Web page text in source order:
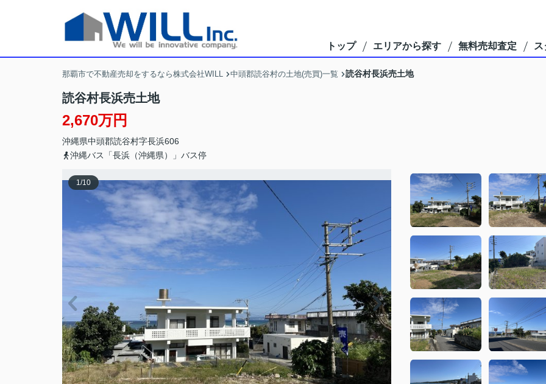
トップ エリアから探す 無料売却査定
那覇市で不動産売却をするなら株式会社WILL 中頭郡読谷村の土地(売買)一覧 読谷村長浜売土地
読谷村長浜売土地
2,670万円
沖縄県中頭郡読谷村字長浜606
沖縄バス「長浜（沖縄県）」バス停
1/10